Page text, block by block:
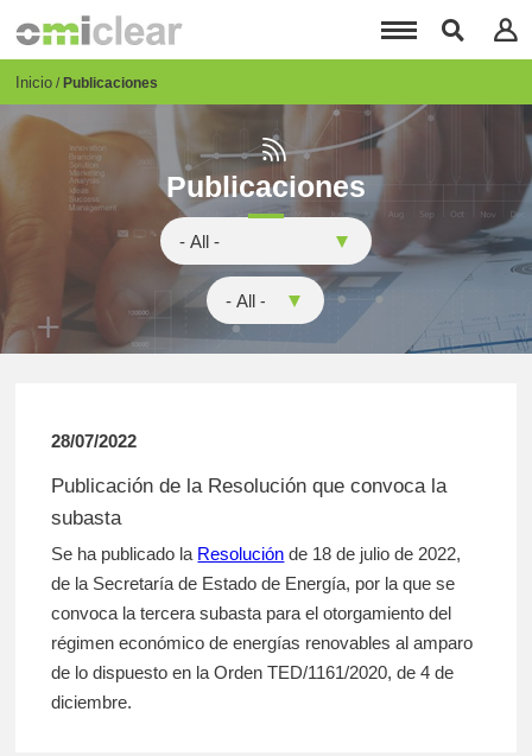
principal
Breadcrumb
Inicio Publicaciones
Publicaciones
28/07/2022
Publicación de la Resolución que convoca la
subasta
Se ha publicado la Resolución de 18 de julio de 2022,
de la Secretaría de Estado de Energía, por la que se
convoca la tercera subasta para el otorgamiento del
régimen económico de energías renovables al amparo
de lo dispuesto en la Orden TED/1161/2020, de 4 de
diciembre.